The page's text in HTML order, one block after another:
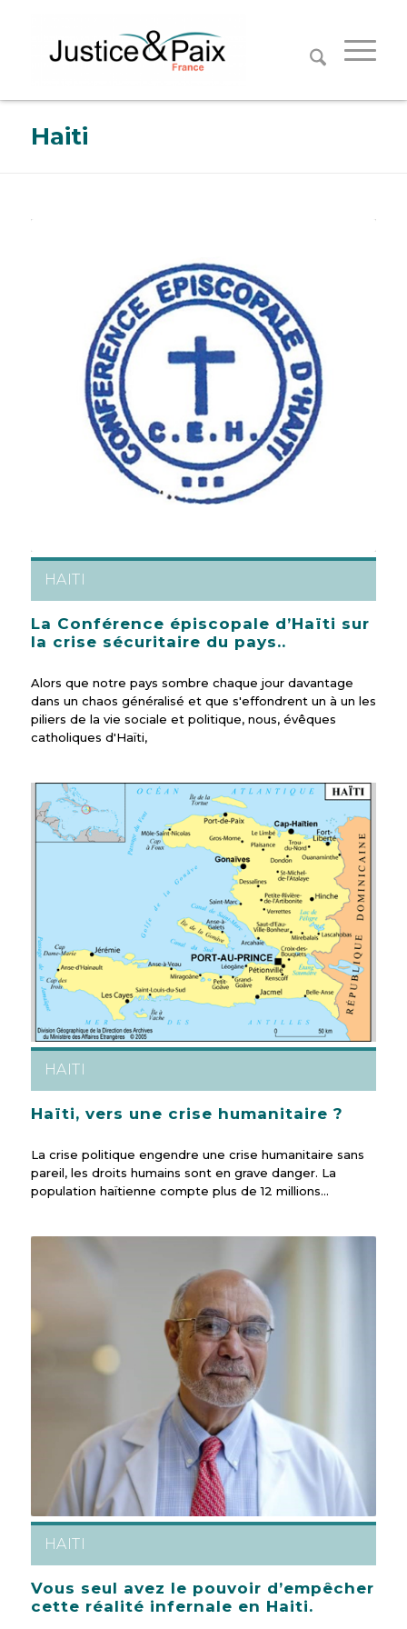
Haiti
HAITI
La Conférence épiscopale d’Haïti sur
la crise sécuritaire du pays..
Alors que notre pays sombre chaque jour davantage
dans un chaos généralisé et que s'effondrent un à un les
piliers de la vie sociale et politique, nous, évêques
catholiques d'Haïti,
HAITI
Haïti, vers une crise humanitaire ?
La crise politique engendre une crise humanitaire sans
pareil, les droits humains sont en grave danger. La
population haïtienne compte plus de 12 millions…
HAITI
Vous seul avez le pouvoir d’empêcher
cette réalité infernale en Haiti.